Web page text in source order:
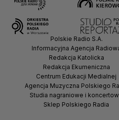
Polskie Radio S.A.
Informacyjna Agencja
Redakcja Katolicka
Redakcja Ekumeniczna
Centrum Edukacji Medialnej
Agencja Muzyczna Polskiego
Studia nagraniowe i
Sklep Polskiego Radia